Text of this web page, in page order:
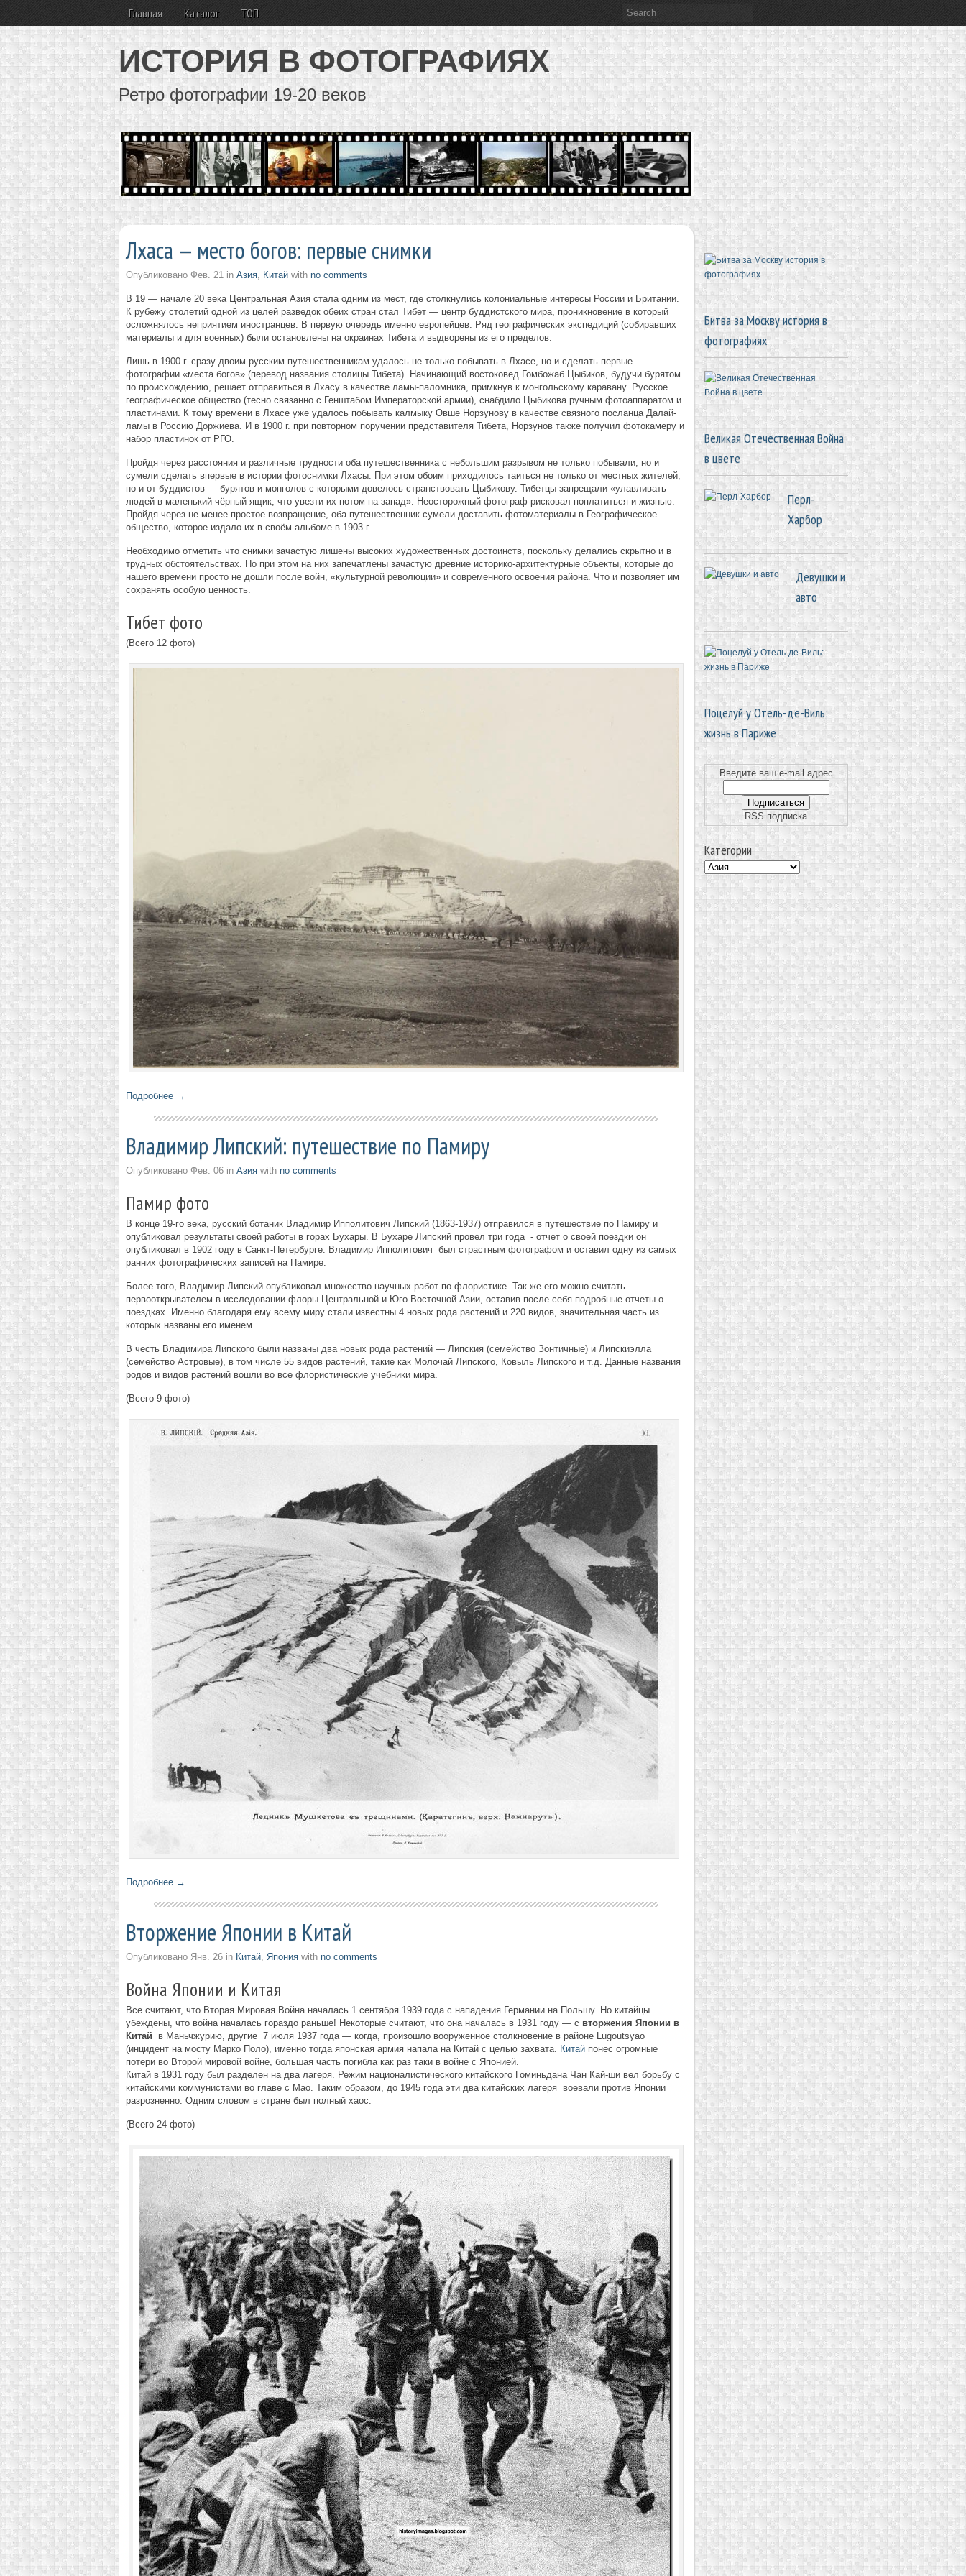
Главная Каталог ТОП
ИСТОРИЯ В ФОТОГРАФИЯХ
Ретро фотографии 19-20 веков
Лхаса — место богов: первые снимки
Опубликовано Фев. 21in Азия, Китайwith no comments
В 19 — начале 20 века Центральная Азия стала одним из мест, где столкнулись колониальные интересы России и Британии.
К рубежу столетий одной из целей разведок обеих стран стал Тибет — центр буддистского мира, проникновение в который
осложнялось неприятием иностранцев. В первую очередь именно европейцев. Ряд географических экспедиций (собиравших
материалы и для военных) были остановлены на окраинах Тибета и выдворены из его пределов.
Лишь в 1900 г. сразу двоим русским путешественникам удалось не только побывать в Лхасе, но и сделать первые
фотографии «места богов» (перевод названия столицы Тибета). Начинающий востоковед Гомбожаб Цыбиков, будучи бурятом
по происхождению, решает отправиться в Лхасу в качестве ламы-паломника, примкнув к монгольскому каравану. Русское
географическое общество (тесно связанно с Генштабом Императорской армии), снабдило Цыбикова ручным фотоаппаратом и
пластинами. К тому времени в Лхасе уже удалось побывать калмыку Овше Норзунову в качестве связного посланца Далай-
ламы в Россию Доржиева. И в 1900 г. при повторном поручении представителя Тибета, Норзунов также получил фотокамеру и
набор пластинок от РГО.
Пройдя через расстояния и различные трудности оба путешественника с небольшим разрывом не только побывали, но и
сумели сделать впервые в истории фотоснимки Лхасы. При этом обоим приходилось таиться не только от местных жителей,
но и от буддистов — бурятов и монголов с которыми довелось странствовать Цыбикову. Тибетцы запрещали «улавливать
людей в маленький чёрный ящик, что увезти их потом на запад». Неосторожный фотограф рисковал поплатиться и жизнью.
Пройдя через не менее простое возвращение, оба путешественник сумели доставить фотоматериалы в Географическое
общество, которое издало их в своём альбоме в 1903 г.
Необходимо отметить что снимки зачастую лишены высоких художественных достоинств, поскольку делались скрытно и в
трудных обстоятельствах. Но при этом на них запечатлены зачастую древние историко-архитектурные объекты, которые до
нашего времени просто не дошли после войн, «культурной революции» и современного освоения района. Что и позволяет им
сохранять особую ценность.
Тибет фото
(Всего 12 фото)
Подробнее →
Владимир Липский: путешествие по Памиру
Опубликовано Фев. 06in Азияwith no comments
Памир фото
В конце 19-го века, русский ботаник Владимир Ипполитович Липский (1863-1937) отправился в путешествие по Памиру и
опубликовал результаты своей работы в горах Бухары. В Бухаре Липский провел три года - отчет о своей поездки он
опубликовал в 1902 году в Санкт-Петербурге. Владимир Ипполитович был страстным фотографом и оставил одну из самых
ранних фотографических записей на Памире.
Более того, Владимир Липский опубликовал множество научных работ по флористике. Так же его можно считать
первооткрывателем в исследовании флоры Центральной и Юго-Восточной Азии, оставив после себя подробные отчеты о
поездках. Именно благодаря ему всему миру стали известны 4 новых рода растений и 220 видов, значительная часть из
которых названы его именем.
В честь Владимира Липского были названы два новых рода растений — Липския (семейство Зонтичные) и Липскиэлла
(семейство Астровые), в том числе 55 видов растений, такие как Молочай Липского, Ковыль Липского и т.д. Данные названия
родов и видов растений вошли во все флористические учебники мира.
(Всего 9 фото)
Подробнее →
Вторжение Японии в Китай
Опубликовано Янв. 26in Китай, Японияwith no comments
Война Японии и Китая
Все считают, что Вторая Мировая Война началась 1 сентября 1939 года с нападения Германии на Польшу. Но китайцы
убеждены, что война началась гораздо раньше! Некоторые считают, что она началась в 1931 году — с вторжения Японии в
Китай в Маньчжурию, другие 7 июля 1937 года — когда, произошло вооруженное столкновение в районе Lugoutsyao
(инцидент на мосту Марко Поло), именно тогда японская армия напала на Китай с целью захвата. Китайпонес огромные
потери во Второй мировой войне, большая часть погибла как раз таки в войне с Японией.
Китай в 1931 году был разделен на два лагеря. Режим националистического китайского Гоминьдана Чан Кай-ши вел борьбу с
китайскими коммунистами во главе с Мао. Таким образом, до 1945 года эти два китайских лагеря воевали против Японии
разрозненно. Одним словом в стране был полный хаос.
(Всего 24 фото)
Битва за Москву история в
фотографиях
Великая Отечественная Война
в цвете
Перл-
Харбор
Девушки и
авто
Поцелуй у Отель-де-Виль:
жизнь в Париже
Введите ваш e-mail адрес
RSS подписка
Категории